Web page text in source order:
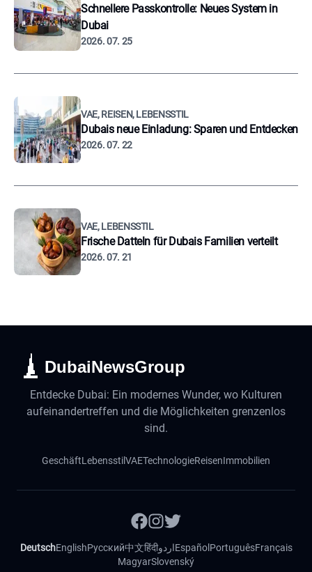
Schnellere Passkontrolle: Neues System in
Dubai
2026. 07. 25
VAE, REISEN, LEBENSSTIL
Dubais neue Einladung: Sparen und Entdecken
2026. 07. 22
VAE, LEBENSSTIL
Frische Datteln für Dubais Familien verteilt
2026. 07. 21
DubaiNewsGroup
Entdecke Dubai: Ein modernes Wunder, wo Kulturen
aufeinandertreffen und die Möglichkeiten grenzenlos
sind.
GeschäftLebensstilVAETechnologieReisenImmobilien
DeutschEnglishРусский中文हिंदीاردوEspañol PortuguêsFrançais
MagyarSlovenský